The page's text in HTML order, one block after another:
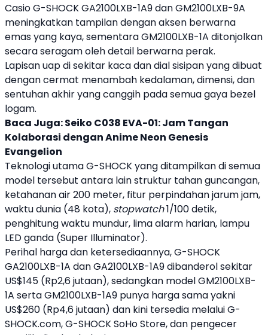
CasioG-SHOCK GA2100LXB-1A9 dan GM2100LXB-9A
meningkatkan tampilan dengan aksen berwarna
emas yang kaya, sementara GM2100LXB-1A ditonjolkan
secara seragam oleh detail berwarna perak.
Lapisan uap di sekitar kaca dan dial sisipan yang dibuat
dengan cermat menambah kedalaman, dimensi, dan
sentuhan akhir yang canggih pada semua gaya bezel
logam.
Baca Juga:Seiko C038 EVA-01: Jam Tangan
Kolaborasi dengan Anime Neon Genesis
Evangelion
Teknologi utama G-SHOCK yang ditampilkan di semua
model tersebut antara lain struktur tahan guncangan,
ketahanan air 200 meter, fitur perpindahan jarum jam,
waktu dunia (48 kota), stopwatch1/100 detik,
penghitung waktu mundur, lima alarm harian, lampu
LED ganda (Super Illuminator).
Perihal harga dan ketersediaannya, G-SHOCK
GA2100LXB-1A dan GA2100LXB-1A9 dibanderol sekitar
US$145 (Rp2,6 jutaan), sedangkan model GM2100LXB-
1A serta GM2100LXB-1A9 punya harga sama yakni
US$260 (Rp4,6 jutaan) dan kini tersedia melalui G-
SHOCK.com, G-SHOCK SoHo Store, dan pengecer